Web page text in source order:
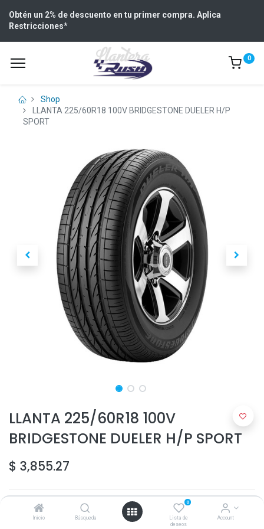
Inicio Búsqueda
0
Lista de
deseos
Account
Obtén un 2% de descuento en tu primer compra. Aplica
Restricciones*
0
Shop
LLANTA 225/60R18 100V BRIDGESTONE DUELER H/P
SPORT
LLANTA 225/60R18 100V
BRIDGESTONE DUELER H/P SPORT
$ 3,855.27